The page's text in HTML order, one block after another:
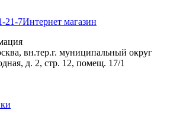
21-7Интернет магазин
вн.тер.г. муниципальный округ
д. 2, стр. 12, помещ. 17/1